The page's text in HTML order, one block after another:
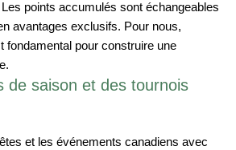
points accumulés sont échangeables
avantages exclusifs. Pour nous,
fondamental pour construire une
de saison et des tournois
et les événements canadiens avec